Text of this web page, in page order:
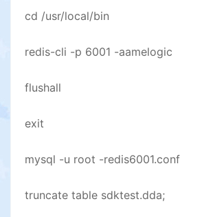
cd /usr/local/bin
redis-cli -p 6001 -aamelogic
flushall
exit
mysql -u root -redis6001.conf
truncate table sdktest.dda;